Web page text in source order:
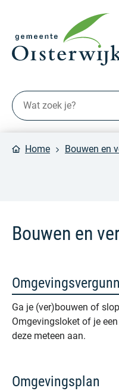
Home Bouwen en
Bouwen en
Ga je (ver)bouwen of
Omgevingsloket of je
deze meteen aan.
Omgevingsplan